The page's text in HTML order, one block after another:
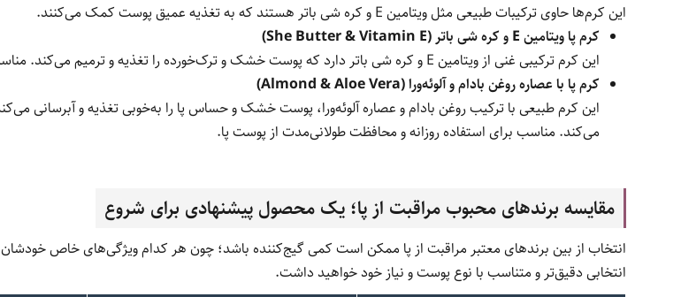
این کرم‌ها حاوی ترکیبات طبیعی مثل ویتامین E و کره شی باتر هستند که به تغذیه عمیق پوست کمک می‌کنند.
کرم پا ویتامین E و کره شی باتر (She Butter & Vitamin E)
این کرم ترکیبی غنی از ویتامین E و کره شی باتر دارد که پوست خشک و ترک‌خورده را تغذیه و ترمیم می‌کند. مناسب برای استفاده شبانه و روزانه.
کرم پا با عصاره روغن بادام و آلوئه‌ورا (Almond & Aloe Vera)
این کرم طبیعی با ترکیب روغن بادام و عصاره آلوئه‌ورا، پوست خشک و حساس پا را به‌خوبی تغذیه و آبرسانی
می‌کند. مناسب برای استفاده روزانه و محافظت طولانی‌مدت از پوست پا.
مقایسه برندهای محبوب مراقبت از پا؛ یک محصول پیشنهادی برای شروع
انتخاب از بین برندهای معتبر مراقبت از پا ممکن است کمی گیج‌کننده باشد؛ چون هر کدام ویژگی‌های خاص خودشان را
انتخابی دقیق‌تر و متناسب با نوع پوست و نیاز خود خواهید داشت.